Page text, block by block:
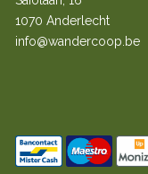
1070 Anderlecht
info@wandercoop.be